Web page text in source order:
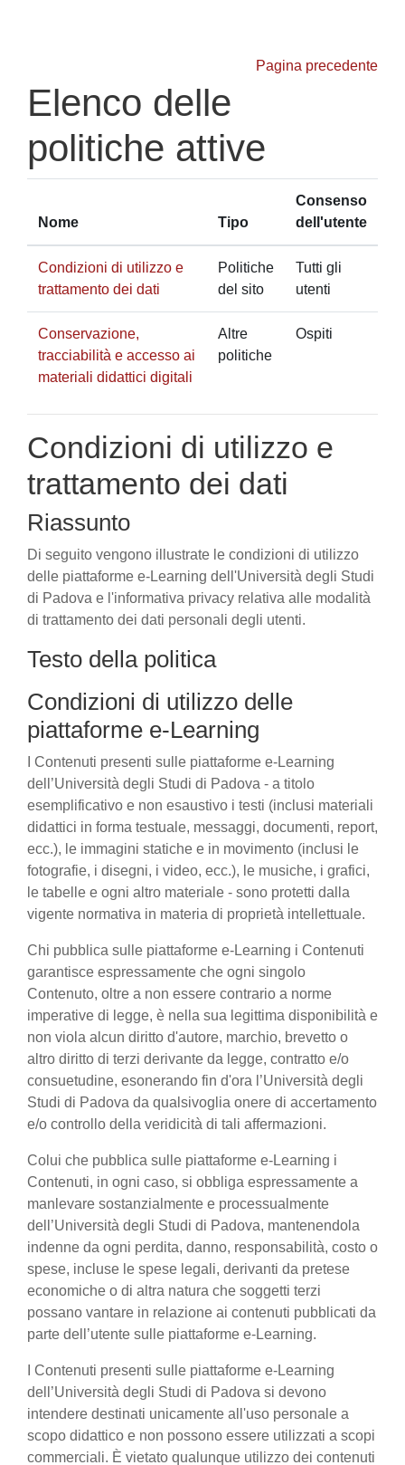
Pagina precedente
Elenco delle
politiche attive
Nome Tipo
Consenso
dell'utente
Condizioni di utilizzo e
trattamento dei dati
Politiche
del sito
Tutti gli
utenti
Conservazione,
tracciabilità e accesso ai
materiali didattici digitali
Altre
politiche
Ospiti
Condizioni di utilizzo e
trattamento dei dati
Riassunto
Di seguito vengono illustrate le condizioni di utilizzo
delle piattaforme e-Learning dell'Università degli Studi
di Padova e l'informativa privacy relativa alle modalità
di trattamento dei dati personali degli utenti.
Testo della politica
Condizioni di utilizzo delle
piattaforme e-Learning
I Contenuti presenti sulle piattaforme e-Learning
dell’Università degli Studi di Padova - a titolo
esemplificativo e non esaustivo i testi (inclusi materiali
didattici in forma testuale, messaggi, documenti, report,
ecc.), le immagini statiche e in movimento (inclusi le
fotografie, i disegni, i video, ecc.), le musiche, i grafici,
le tabelle e ogni altro materiale - sono protetti dalla
vigente normativa in materia di proprietà intellettuale.
Chi pubblica sulle piattaforme e-Learning i Contenuti
garantisce espressamente che ogni singolo
Contenuto, oltre a non essere contrario a norme
imperative di legge, è nella sua legittima disponibilità e
non viola alcun diritto d'autore, marchio, brevetto o
altro diritto di terzi derivante da legge, contratto e/o
consuetudine, esonerando fin d'ora l’Università degli
Studi di Padova da qualsivoglia onere di accertamento
e/o controllo della veridicità di tali affermazioni.
Colui che pubblica sulle piattaforme e-Learning i
Contenuti, in ogni caso, si obbliga espressamente a
manlevare sostanzialmente e processualmente
dell’Università degli Studi di Padova, mantenendola
indenne da ogni perdita, danno, responsabilità, costo o
spese, incluse le spese legali, derivanti da pretese
economiche o di altra natura che soggetti terzi
possano vantare in relazione ai contenuti pubblicati da
parte dell’utente sulle piattaforme e-Learning.
I Contenuti presenti sulle piattaforme e-Learning
dell’Università degli Studi di Padova si devono
intendere destinati unicamente all'uso personale a
scopo didattico e non possono essere utilizzati a scopi
commerciali. È vietato qualunque utilizzo dei contenuti